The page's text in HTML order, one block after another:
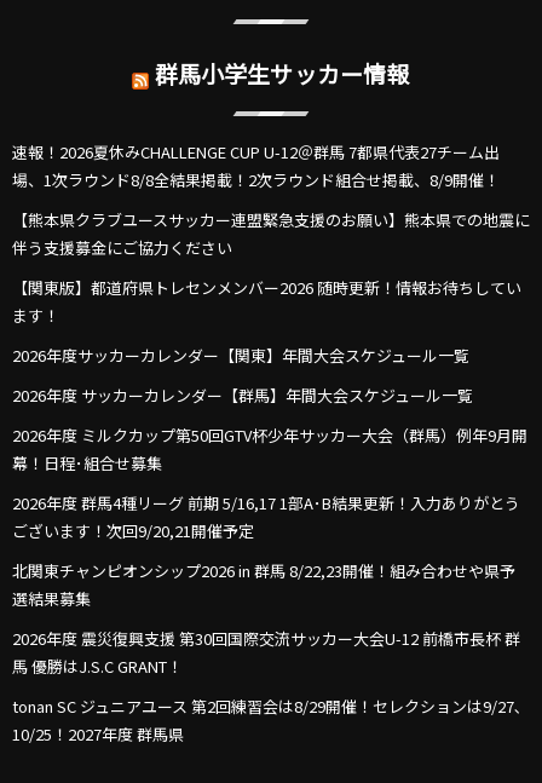
群馬小学生サッカー情報
速報！2026夏休みCHALLENGE CUP U-12＠群馬 7都県代表27チーム出
場、1次ラウンド8/8全結果掲載！2次ラウンド組合せ掲載、8/9開催！
【熊本県クラブユースサッカー連盟緊急支援のお願い】熊本県での地震に
伴う支援募金にご協力ください
【関東版】都道府県トレセンメンバー2026 随時更新！情報お待ちしてい
ます！
2026年度サッカーカレンダー【関東】年間大会スケジュール一覧
2026年度 サッカーカレンダー【群馬】年間大会スケジュール一覧
2026年度 ミルクカップ第50回GTV杯少年サッカー大会（群馬）例年9月開
幕！日程･組合せ募集
2026年度 群馬4種リーグ 前期 5/16,17 1部A･B結果更新！入力ありがとう
ございます！次回9/20,21開催予定
北関東チャンピオンシップ2026 in 群馬 8/22,23開催！組み合わせや県予
選結果募集
2026年度 震災復興支援 第30回国際交流サッカー大会U-12 前橋市長杯 群
馬 優勝はJ.S.C GRANT！
tonan SC ジュニアユース 第2回練習会は8/29開催！セレクションは9/27､
10/25！2027年度 群馬県